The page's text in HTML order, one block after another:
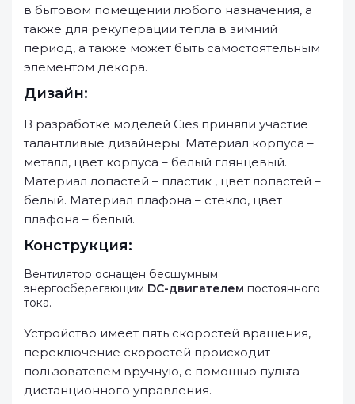
в бытовом помещении любого назначения, а
также для рекуперации тепла в зимний
период, а также может быть самостоятельным
элементом декора.
Дизайн:
В разработке моделей Cies приняли участие
талантливые дизайнеры. Материал корпуса –
металл, цвет корпуса – белый глянцевый.
Материал лопастей – пластик , цвет лопастей –
белый. Материал плафона – стекло, цвет
плафона – белый.
Конструкция:
Вентилятор оснащен бесшумным
энергосберегающим DC-двигателем постоянного
тока.
Устройство имеет пять скоростей вращения,
переключение скоростей происходит
пользователем вручную, с помощью пульта
дистанционного управления.